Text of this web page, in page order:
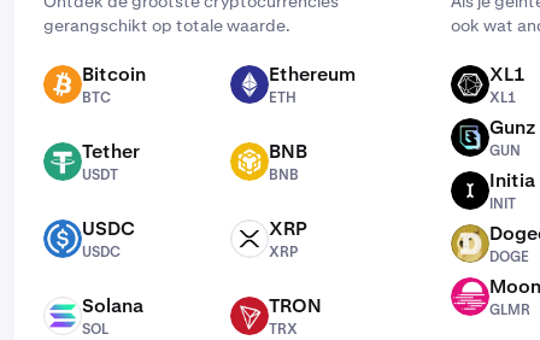
gerangschikt op totale waarde.
BTC Bitcoin
BTC
ETH Ethereum
ETH
USDT Tether
USDT
BNB BNB
BNB
USDC USDC
USDC
XRP XRP
XRP
SOL Solana
SOL
TRX TRON
TRX
ook wat
XL1 XL1
XL1
GUN Gunz
GUN
Initia
INIT
DOGE
DOGE
GLMR
GLMR